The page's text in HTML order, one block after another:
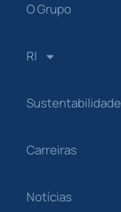
O Grupo
RI
Sustentabilidade
Carreiras
Notícias